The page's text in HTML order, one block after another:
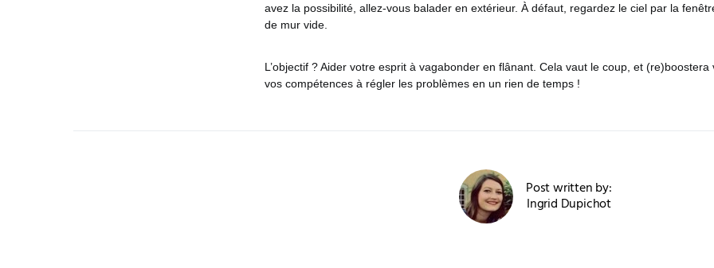
avez la possibilité, allez-vous balader en extérieur. À défaut, regardez le ciel par la
de mur vide.
L’objectif ? Aider votre esprit à vagabonder en flânant. Cela vaut le coup, et
vos compétences à régler les problèmes en un rien de temps !
Post written by:
Ingrid Dupichot